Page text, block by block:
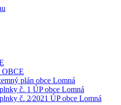
plán obce Lomná
č. 1 ÚP obce Lomná
č. 2⁄2021 ÚP obce Lomná